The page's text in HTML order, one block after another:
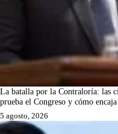
La batalla por la Contraloría: las
prueba el Congreso y cómo
5 agosto, 2026